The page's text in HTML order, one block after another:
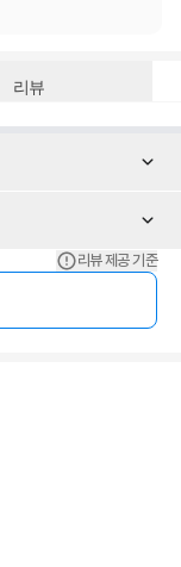
리뷰
리뷰 제공 기준